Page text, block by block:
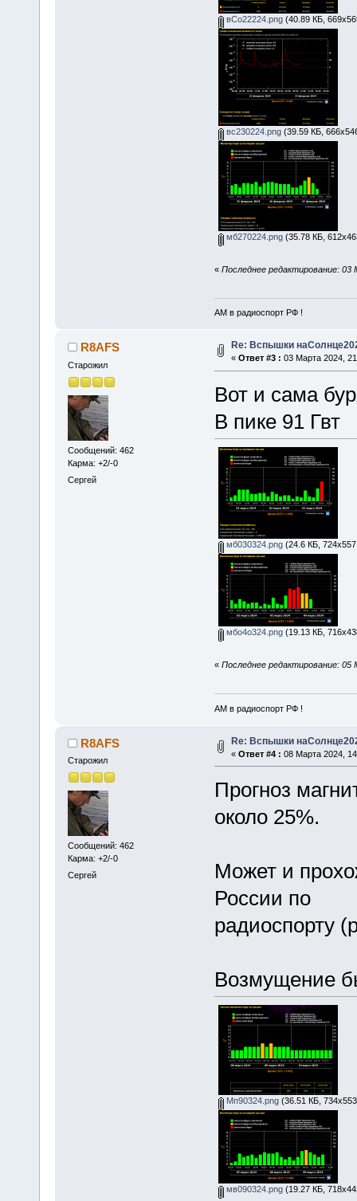
вСо22224.png(40.89 КБ,
вс230224.png(39.59 КБ,
мб270224.png(35.78 КБ,
« Последнее редактирование:
АМ в радиоспорт РФ !
R8AFS
Старожил
Сообщений: 462
Карма: +2/-0
Сергей
Re: Вспышки
« Ответ #3 : 03 Марта 2024,
Вот и сама
В пике 91 Гвт
мб030324.png(24.6 КБ, 724x557
мбо4о324.png(19.13 КБ,
« Последнее редактирование:
АМ в радиоспорт РФ !
R8AFS
Старожил
Сообщений: 462
Карма: +2/-0
Сергей
Re: Вспышки
« Ответ #4 : 08 Марта 2024,
Прогноз
около 25%.
Может и
России по
радиоспорту
Возмущение
Мп90324.png(36.51 КБ,
мв090324.png(19.27 КБ,